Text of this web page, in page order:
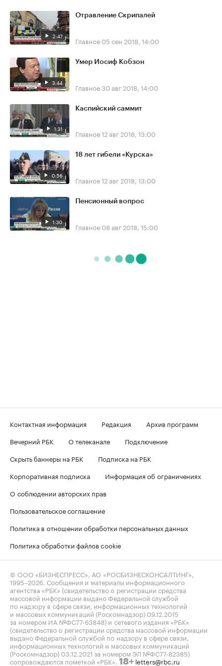
2:47
Отравление Скрипалей
Главное 05 сен 2018, 14:00
3:44
Умер Иосиф Кобзон
Главное30 авг 2018, 14:00
1:31
Каспийский саммит
Главное12 авг 2018, 13:00
0:56
18 лет гибели «Курска»
Главное12 авг 2018, 13:00
1:30
Пенсионный вопрос
Главное 08 авг 2018, 15:00
Контактная информация Редакция
Архив программ
Вечерний РБК
О телеканале
Подключение
Скрыть баннеры на РБК
Подписка на РБК
Корпоративная подписка
Информация об ограничениях
О соблюдении авторских прав
Пользовательское соглашение
Политика в отношении обработки персональных данных
Политика обработки файлов cookie
© ООО «БИЗНЕСПРЕСС», АО «РОСБИЗНЕСКОНСАЛТИНГ»,
1995–2026 . Сообщения и материалы информационного
агентства «РБК» (свидетельство о регистрации средства
массовой информации выдано Федеральной службой
по надзору в сфере связи, информационных технологий
и массовых коммуникаций (Роскомнадзор) 09.12.2015
за номером ИА №ФС77-63848) и сетевого издания «РБК»
(свидетельство о регистрации средства массовой информации
выдано Федеральной службой по надзору в сфере связи,
информационных технологий и массовых коммуникаций
(Роскомнадзор) 03.12.2021 за номером ЭЛ №ФС77-82385)
сопровождаются пометкой «РБК». 18+ letters@rbc.ru